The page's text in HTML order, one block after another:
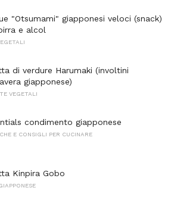
"Otsumami" giapponesi veloci (snack)
e alcol
di verdure Harumaki (involtini
giapponese)
VEGETALI
condimento giapponese
E CONSIGLI PER CUCINARE
Kinpira Gobo